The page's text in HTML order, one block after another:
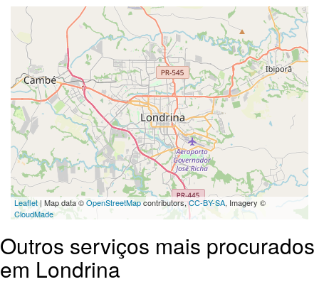
Leaflet | Map data ©OpenStreetMapcontributors,CC-BY-SA, Imagery ©
CloudMade
Outros serviços mais procurados
em Londrina